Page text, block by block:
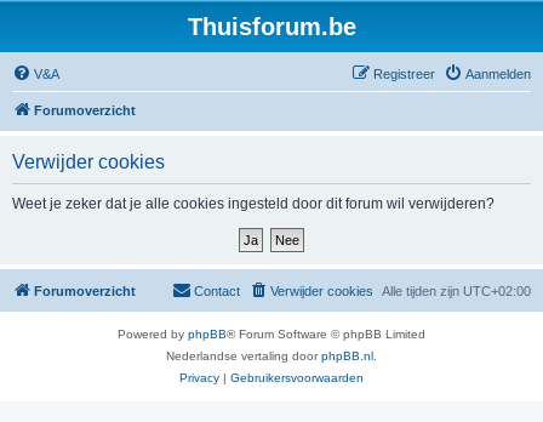
Thuisforum.be
V&A Aanmelden
Registreer
Forumoverzicht
Verwijder cookies
Weet je zeker dat je alle cookies ingesteld door dit forum wil verwijderen?
Forumoverzicht Alle tijden zijn UTC+02:00
Verwijder cookies
Contact
Powered by phpBB® Forum Software © phpBB Limited
Nederlandse vertaling doorphpBB.nl
Privacy | Gebruikersvoorwaarden